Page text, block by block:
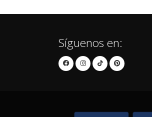
Síguenos en: